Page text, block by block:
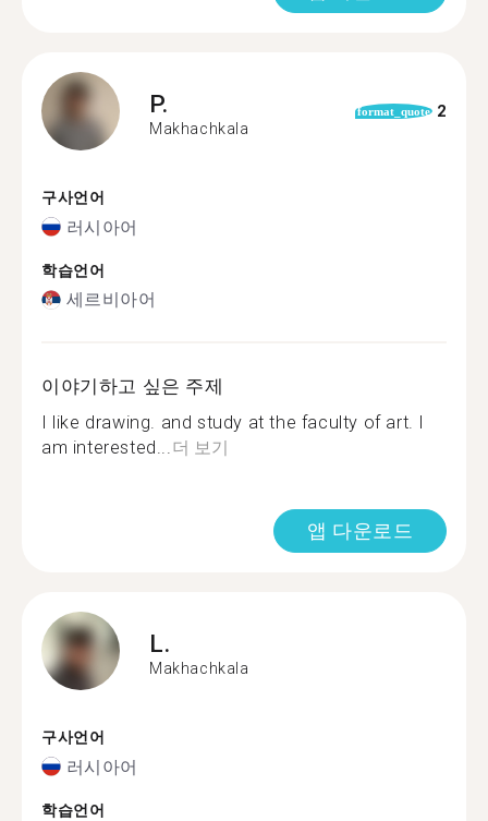
P.
Makhachkala
format_quote 2
구사언어
러시아어
학습언어
세르비아어
이야기하고 싶은 주제
I like drawing. and study at the faculty of art. I
am interested...더 보기
앱 다운로드
L.
Makhachkala
구사언어
러시아어
학습언어